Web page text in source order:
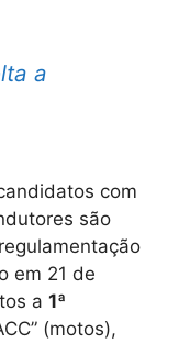
a
com
são
em 21 de
a 1ª
(motos),